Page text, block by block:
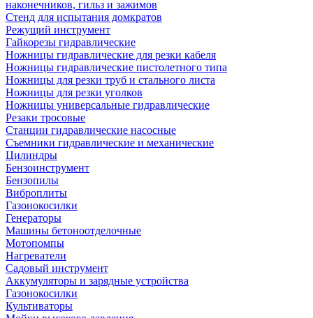
наконечников, гильз и зажимов
Стенд для испытания домкратов
Режущий инструмент
Гайкорезы гидравлические
Ножницы гидравлические для резки кабеля
Ножницы гидравлические пистолетного типа
Ножницы для резки труб и стального листа
Ножницы для резки уголков
Ножницы универсальные гидравлические
Резаки тросовые
Станции гидравлические насосные
Съемники гидравлические и механические
Цилиндры
Бензоинструмент
Бензопилы
Виброплиты
Газонокосилки
Генераторы
Машины бетоноотделочные
Мотопомпы
Нагреватели
Садовый инструмент
Аккумуляторы и зарядные устройства
Газонокосилки
Культиваторы